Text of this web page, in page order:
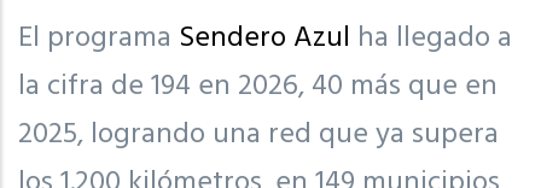
El programa Sendero Azul ha llegado a
la cifra de 194 en 2026, 40 más que en
2025, logrando una red que ya supera